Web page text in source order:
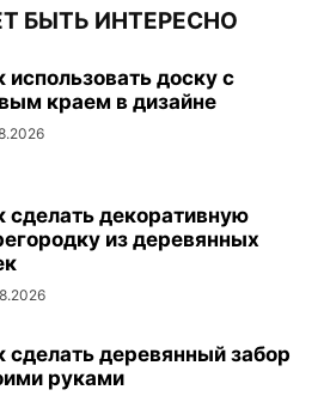
БЫТЬ ИНТЕРЕСНО
использовать доску с
краем в дизайне
сделать декоративную
из деревянных
сделать деревянный забор
руками